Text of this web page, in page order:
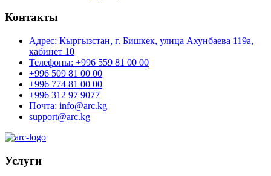
Контакты
Адрес: Кыргызстан, г. Бишкек, улица Ахунбаева 119а,
кабинет 10
Телефоны: +996 559 81 00 00
+996 509 81 00 00
+996 774 81 00 00
+996 312 97 9077
Почта: info@arc.kg
support@arc.kg
Услуги